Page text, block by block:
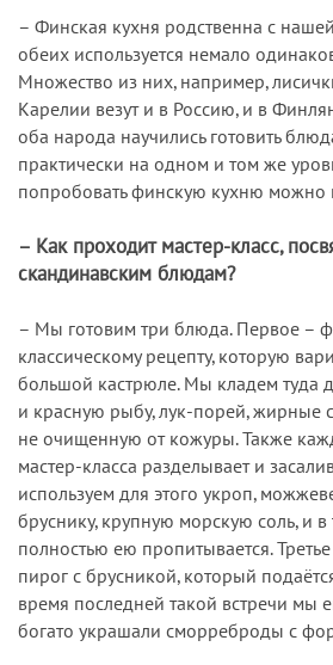
– Финская кухня родственна с
обеих используется немало
Множество из них, например,
Карелии везут и в Россию, и в
оба народа научились готовить
практически на одном и том же
попробовать финскую кухню можно
– Как проходит мастер-класс,
скандинавским блюдам?
– Мы готовим три блюда. Первое –
классическому рецепту, которую
большой кастрюле. Мы кладем туда
и красную рыбу, лук-порей, жирные
не очищенную от кожуры. Также
мастер-класса разделывает и
используем для этого укроп,
бруснику, крупную морскую соль, и
полностью ею пропитывается.
пирог с брусникой, который
время последней такой встречи мы
богато украшали сморреброды с